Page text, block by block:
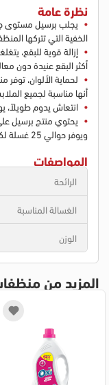
نظرة عامة
يجلب برسيل مستوى
الخفية التي تتركها
إزالة قوية للبقع،
أكثر البقع عنيدة دون
لحماية الألوان،
أنها مناسبة لجميع
انتعاش يدوم طويلاً،
ويوفر حوالي 25 غسلة لكل منتج.
المواصفات
الرائحة
الغسالة المناسبة
الوزن
المزيد من